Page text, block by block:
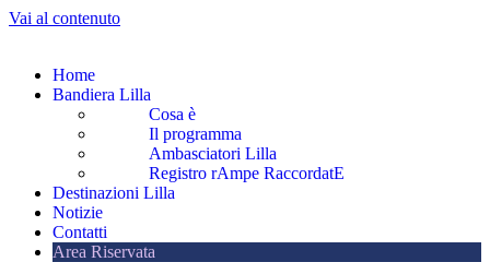
Vai al contenuto
Home
Bandiera Lilla
Cosa è
Il programma
Ambasciatori Lilla
Registro rAmpe RaccordatE
Destinazioni Lilla
Notizie
Contatti
Area Riservata